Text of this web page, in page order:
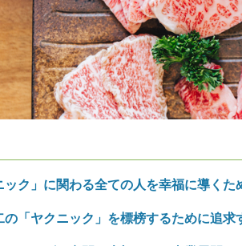
ック」に関わる全ての人を幸福に導くた
の「ヤクニック」を標榜するために追求